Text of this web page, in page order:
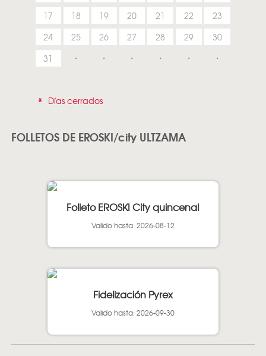
17
18 19 20 21 22
23
24
25 26 27 28 29
30
31
* Días cerrados
FOLLETOS DE EROSKI/city ULTZAMA
Folleto EROSKI City quincenal
Valido hasta: 2026-08-12
Fidelización Pyrex
Valido hasta: 2026-09-30